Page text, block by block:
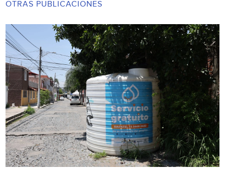
OTRAS PUBLICACIONES